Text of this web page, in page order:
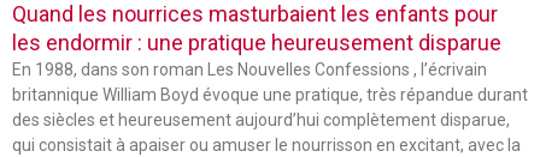
Quand les nourrices masturbaient les enfants pour
les endormir : une pratique heureusement disparue
En 1988, dans son roman Les Nouvelles Confessions , l’écrivain
britannique William Boyd évoque une pratique, très répandue durant
des siècles et heureusement aujourd’hui complètement disparue,
qui consistait à apaiser ou amuser le nourrisson en excitant, avec la